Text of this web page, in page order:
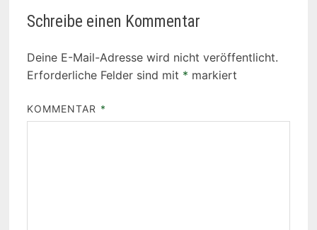
Schreibe einen Kommentar
Deine E-Mail-Adresse wird nicht veröffentlicht.
Erforderliche Felder sind mit * markiert
KOMMENTAR *